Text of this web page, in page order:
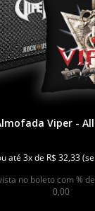
Viper - All
até 3x de R$ 32,33
no boleto com %
0,00